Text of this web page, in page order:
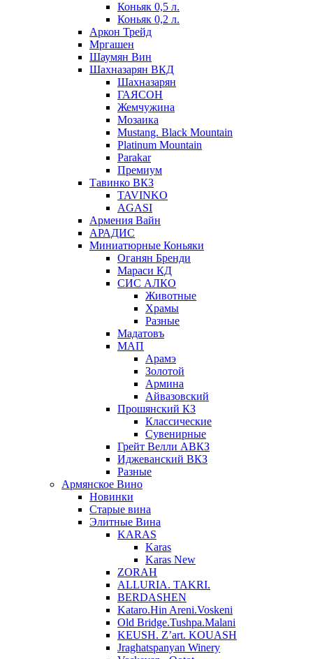
Коньяк 0,5 л.
Коньяк 0,2 л.
Аркон Трейд
Мргашен
Шаумян Вин
Шахназарян ВКД
Шахназарян
ГАЯСОН
Жемчужина
Мозаика
Mustang. Black Mountain
Platinum Mountain
Parakar
Премиум
Тавинко ВКЗ
TAVINKO
AGASI
Армения Вайн
АРАДИС
Миниатюрные Коньяки
Оганян Бренди
Мараси КД
СИС АЛКО
Животные
Храмы
Разные
Мадатовъ
МАП
Арамэ
Золотой
Армина
Айвазовский
Прошянский КЗ
Классические
Сувенирные
Грейт Велли АВКЗ
Иджеванский ВКЗ
Разные
Армянское Вино
Новинки
Старые вина
Элитные Вина
KARAS
Karas
Karas New
ZORAH
ALLURIA. TAKRI.
BERDASHEN
Kataro.Hin Areni.Voskeni
Old Bridge.Tushpa.Malani
KEUSH. Z’art. KOUASH
Jraghatspanyan Winery